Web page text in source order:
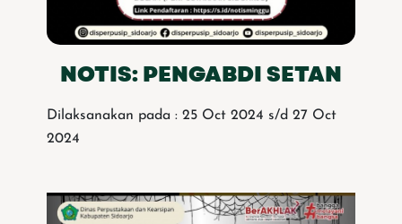
NOTIS: PENGABDI SETAN
Dilaksanakan pada : 25 Oct 2024 s/d 27 Oct
2024